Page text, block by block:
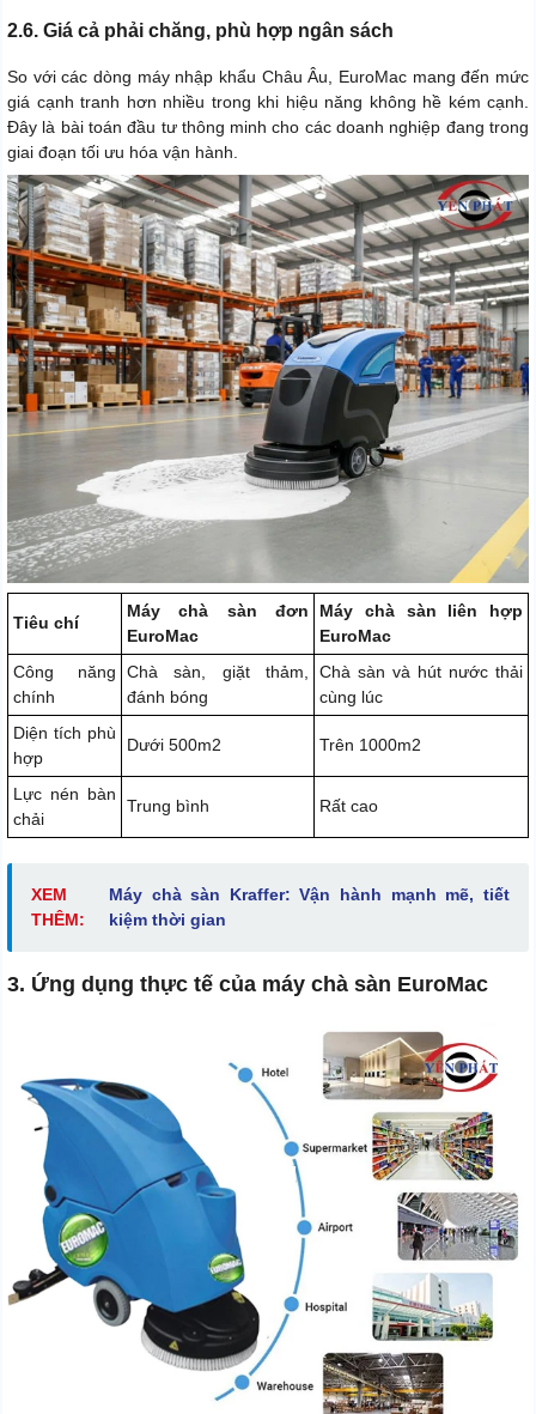
2.6. Giá cả phải chăng, phù hợp ngân sách
So với các dòng máy nhập khẩu Châu Âu, EuroMac mang đến mức
giá cạnh tranh hơn nhiều trong khi hiệu năng không hề kém cạnh.
Đây là bài toán đầu tư thông minh cho các doanh nghiệp đang trong
giai đoạn tối ưu hóa vận hành.
Tiêu chí
Máy chà sàn đơn
EuroMac
Máy chà sàn liên hợp
EuroMac
Công năng
chính
Chà sàn, giặt thảm,
đánh bóng
Chà sàn và hút nước thải
cùng lúc
Diện tích phù
hợp
Dưới 500m2 Trên 1000m2
Lực nén bàn
chải
Trung bình Rất cao
XEM
THÊM:
Máy chà sàn Kraffer: Vận hành mạnh mẽ, tiết
kiệm thời gian
3. Ứng dụng thực tế của máy chà sàn EuroMac